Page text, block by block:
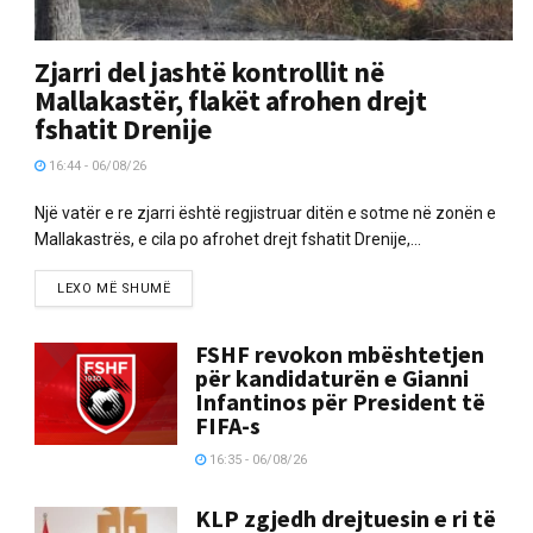
Zjarri del jashtë kontrollit në
Mallakastër, flakët afrohen drejt
fshatit Drenije
16:44 - 06/08/26
Një vatër e re zjarri është regjistruar ditën e sotme në zonën e
Mallakastrës, e cila po afrohet drejt fshatit Drenije,...
LEXO MË SHUMË
FSHF revokon mbështetjen
për kandidaturën e Gianni
Infantinos për President të
FIFA-s
16:35 - 06/08/26
KLP zgjedh drejtuesin e ri të